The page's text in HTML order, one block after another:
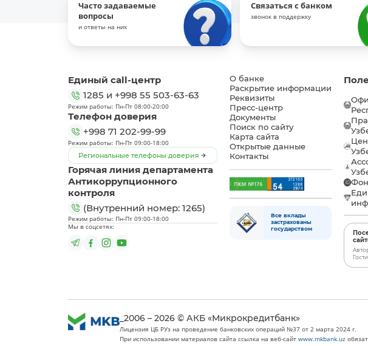
Часто задаваемые
вопросы
и ответы на них
Связаться с банком
звонок в поддержку
Единый call-центр
1285 и +998 55 503-63-63
Режим работы: Пн-Пт 08:00-20:00
Телефон доверия
+998 71 202-99-99
Режим работы: Пн-Пт 09:00-18:00
Региональные телефоны доверия
Горячая линия департамента
Антикоррупционного
контроля
(Внутренний номер: 1265)
Режим работы: Пн-Пт 09:00-18:00
Мы в соцсетях:
О банке
Раскрытие информации
Реквизиты
Пресс-центр
Документы
Поиск по сайту
Карта сайта
Открытые данные
Контакты
Все вклады
застрахованы
государством
_2006 – 2026 © АКБ «Микрокредитбанк»
Лицензия ЦБ РУз на проведение банковских операций №37 от 2 марта 2024 г.
При использовании материалов сайта ссылка на веб-сайтwww.mkbank.uz